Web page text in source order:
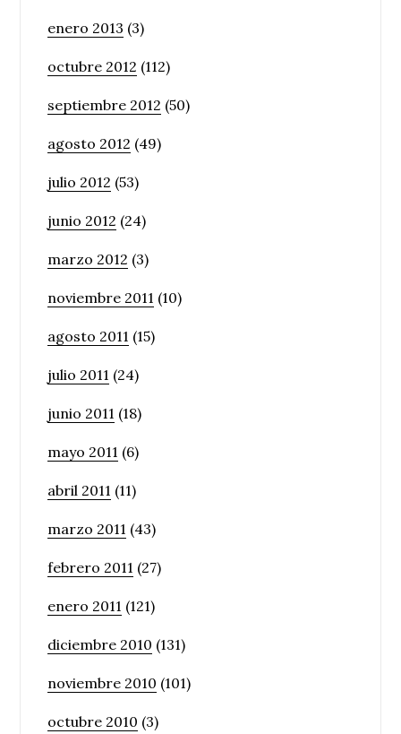
enero 2013 (3)
octubre 2012 (112)
septiembre 2012 (50)
agosto 2012 (49)
julio 2012 (53)
junio 2012 (24)
marzo 2012 (3)
noviembre 2011 (10)
agosto 2011 (15)
julio 2011 (24)
junio 2011 (18)
mayo 2011 (6)
abril 2011 (11)
marzo 2011 (43)
febrero 2011 (27)
enero 2011 (121)
diciembre 2010 (131)
noviembre 2010 (101)
octubre 2010 (3)